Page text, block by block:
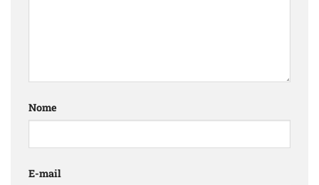
Nome
E-mail